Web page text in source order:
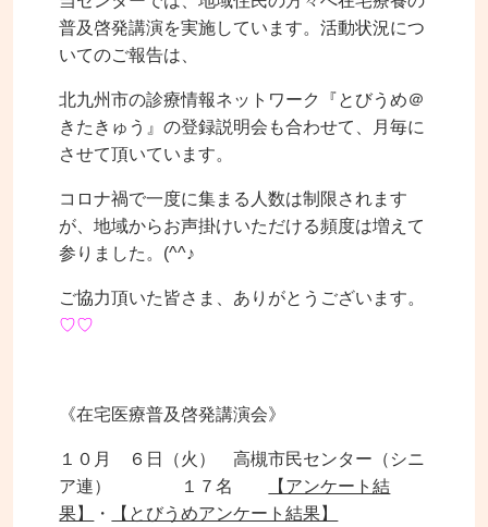
普及啓発講演を実施しています。活動状況につ
いてのご報告は、
北九州市の診療情報ネットワーク『とびうめ＠
きたきゅう』の登録説明会も合わせて、月毎に
させて頂いています。
コロナ禍で一度に集まる人数は制限されます
が、地域からお声掛けいただける頻度は増えて
参りました。(^^♪
ご協力頂いた皆さま、ありがとうございます。
♡♡
《在宅医療普及啓発講演会》
１０月 ６日（火） 高槻市民センター（シニ
ア連） １７名
【アンケート結
果】
・ 【とびうめアンケート結果】